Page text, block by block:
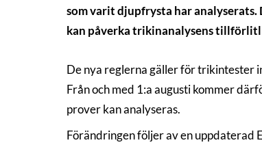
som varit djupfrysta har
kan påverka trikinanalysens
De nya reglerna gäller för trikintester
Från och med 1:a augusti kommer
prover kan analyseras.
Förändringen följer av en